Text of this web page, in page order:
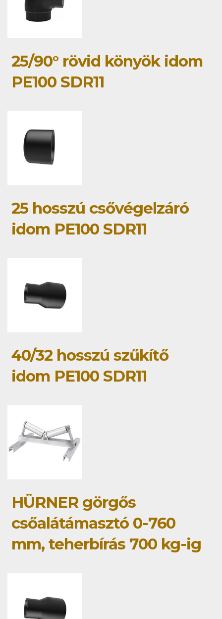
25/90° rövid könyök idom
PE100 SDR11
25 hosszú csővégelzáró
idom PE100 SDR11
40/32 hosszú szűkítő
idom PE100 SDR11
HÜRNER görgős
csőalátámasztó 0-760
mm, teherbírás 700 kg-ig